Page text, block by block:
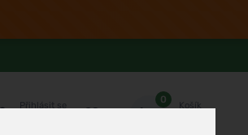
Přihlásit se
0
Košík